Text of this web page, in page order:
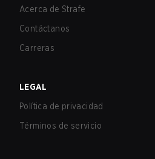
Acerca de Strafe
Contáctanos
Carreras
LEGAL
Política de privacidad
Términos de servicio